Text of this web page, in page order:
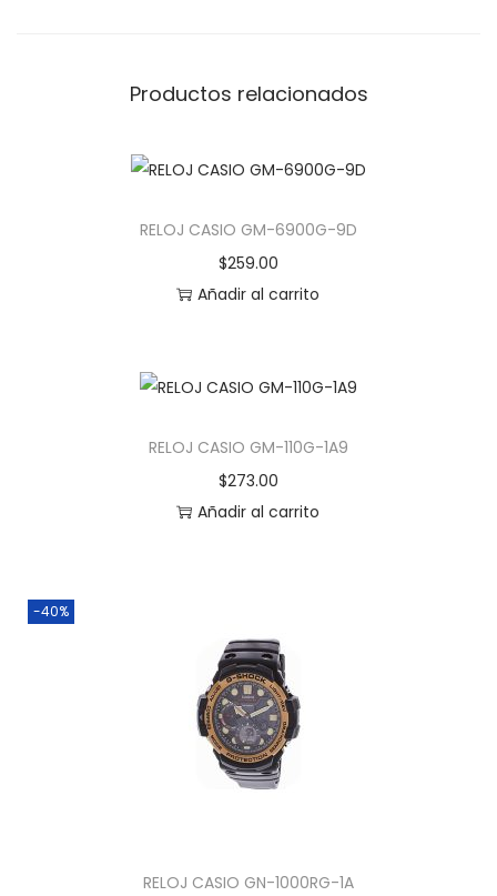
Productos relacionados
RELOJ CASIO GM-6900G-9D
$259.00
Añadir al carrito
RELOJ CASIO GM-110G-1A9
$273.00
Añadir al carrito
-40%
RELOJ CASIO GN-1000RG-1A